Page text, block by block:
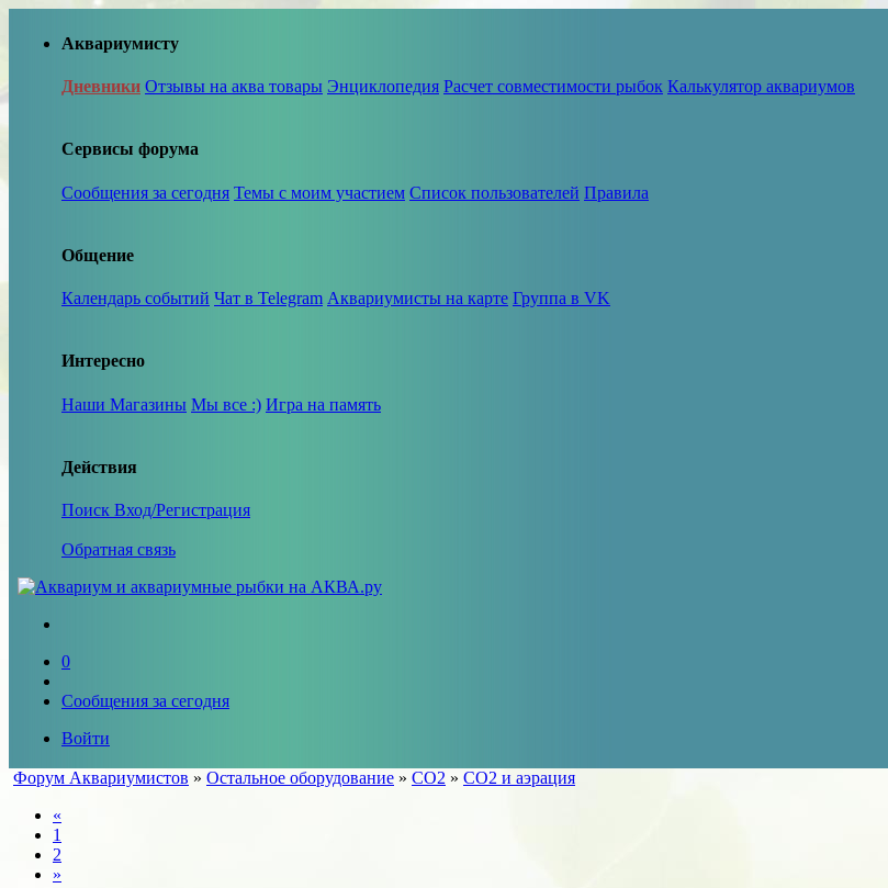
Аквариумисту
Дневники Отзывы на аква товары Энциклопедия Расчет совместимости рыбок Калькулятор аквариумов
Сервисы форума
Сообщения за сегодня Темы с моим участием Список пользователей Правила
Общение
Календарь событий Чат в Telegram Аквариумисты на карте Группа в VK
Интересно
Наши Магазины Мы все :) Игра на память
Действия
Поиск Вход/Регистрация
Обратная связь
0
Сообщения за сегодня
Войти
Форум Аквариумистов » Остальное оборудование » СО2 » CO2 и аэрация
«
1
2
»